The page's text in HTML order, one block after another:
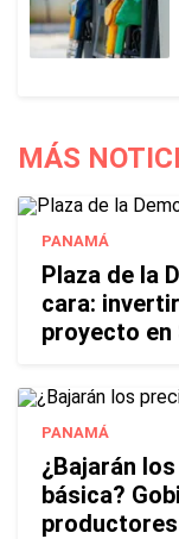
MÁS
PANAMÁ
Plaza de la
cara:
proyecto en
PANAMÁ
¿Bajarán
básica?